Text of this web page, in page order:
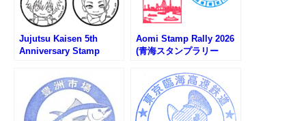
Jujutsu Kaisen 5th
Anniversary Stamp
戦5周年スタンプラリー)
Aomi Stamp Rally 2026
(青海スタンプラリー